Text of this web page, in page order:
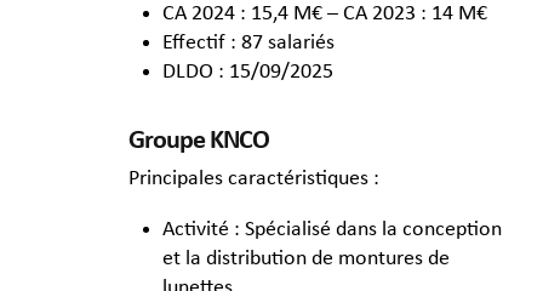
CA 2024 : 15,4 M€ – CA 2023 : 14 M€
Effectif : 87 salariés
DLDO : 15/09/2025
Groupe KNCO
Principales caractéristiques :
Activité : Spécialisé dans la conception
et la distribution de montures de